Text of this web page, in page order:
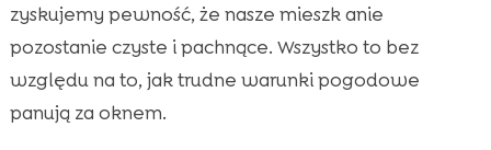
zyskujemy pewność, że nasze mieszk anie
pozostanie czyste i pachnące. Wszystko to bez
względu na to, jak trudne warunki pogodowe
panują za oknem.